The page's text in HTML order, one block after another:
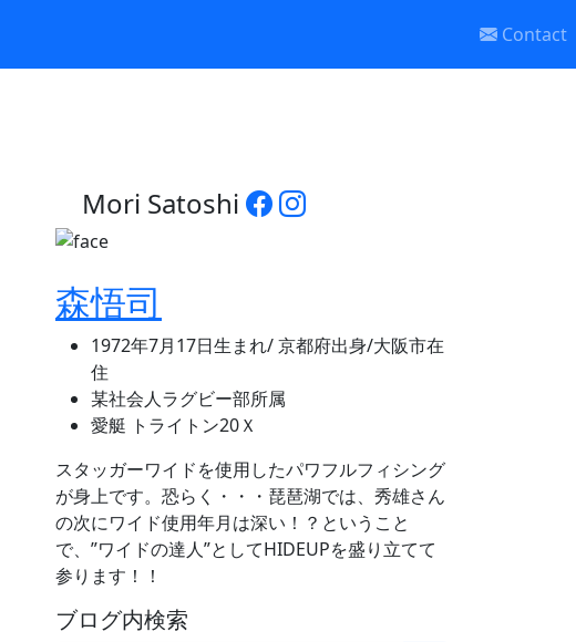
Contact
Mori Satoshi
森悟司
1972年7月17日生まれ/ 京都府出身/大阪市在
住
某社会人ラグビー部所属
愛艇 トライトン20Ｘ
スタッガーワイドを使用したパワフルフィシング
が身上です。恐らく・・・琵琶湖では、秀雄さん
の次にワイド使用年月は深い！？ということ
で、”ワイドの達人”としてHIDEUPを盛り立てて
参ります！！
ブログ内検索